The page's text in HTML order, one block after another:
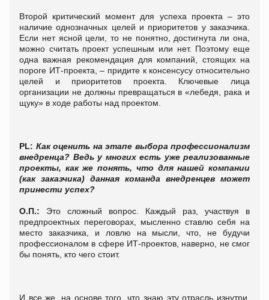
Второй критический момент для успеха проекта – это
наличие однозначных целей и приоритетов у заказчика.
Если нет ясной цели, то не понятно, достигнута ли она,
можно считать проект успешным или нет. Поэтому еще
одна важная рекомендация для компаний, стоящих на
пороге ИТ-проекта, – придите к консенсусу относительно
целей и приоритетов проекта. Ключевые лица
организации не должны превращаться в «лебедя, рака и
щуку» в ходе работы над проектом.
PL: Как оценить на этапе выбора профессионализм
внедренца? Ведь у многих есть уже реализованные
проекты, как же понять, что для нашей компании
(как заказчика) данная команда внедренцев может
принести успех?
О.П.: Это сложный вопрос. Каждый раз, участвуя в
предпроектных переговорах, мысленно ставлю себя на
место заказчика, и ловлю на мысли, что, не будучи
профессионалом в сфере ИТ-проектов, наверно, не смог
бы понять, кто чего стоит.
И все же, на основе того, что знаю эту отрасль изнутри,